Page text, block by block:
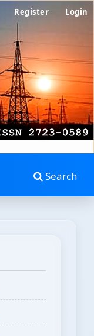
Search
Register Login